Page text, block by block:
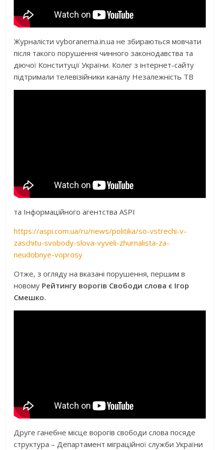
Журналісти vyboranema.in.ua не збираються мовчати
після такого порушення чинного законодавства та
діючої Конституції України. Колег з інтернет-сайту
підтримали телевізійники каналу Незалежність ТВ
та Інформаційного агентства ASPI
https://aspi.com.ua/ru/news/politika/so-vstrechi-v-
zaschitu-svobody-slova-vyveli-zhurnalista-za-
neudobnye-voprosy
Отже, з огляду на вказані порушення, першим в
новому Рейтингу ворогів Свободи слова є Ігор
Смешко.
Друге ганебне місце ворогів свободи слова посяде
структура – Департамент міграційної служби України